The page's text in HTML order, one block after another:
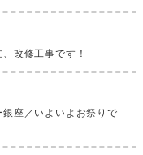
改修工事です！
座／いよいよお祭りで